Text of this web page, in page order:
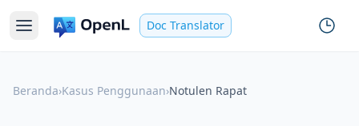
Doc Translator
Beranda›Kasus Penggunaan›Notulen Rapat